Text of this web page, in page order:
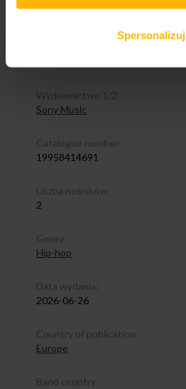
Spersonalizuj
Wydawnictwo 1/2
Sony Music
Catalogue number:
19958414691
Liczba nośników:
2
Genre
Hip-hop
Data wydania:
2026-06-26
Country of publication
Europe
Band country